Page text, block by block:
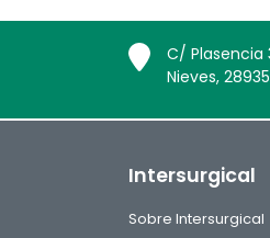
C/ Plasencia
Nieves,
Intersurgical
Sobre Intersurgical